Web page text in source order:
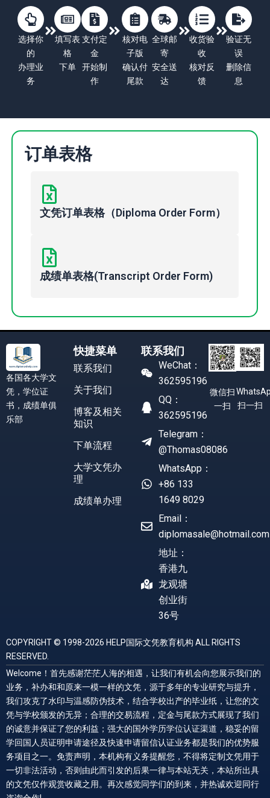
选择你
的
办理业
务
填写表
格
下单
支付定
金
开始制
作
核对电
子版
确认付
尾款
全球邮
寄
安全送
达
收货验
收
核对反
馈
验证无
误
删除信
息
订单表格
文凭订单表格（Diploma Order Form）
成绩单表格(Transcript Order Form)
各国各大学文
凭，学位证
书，成绩单俱
乐部
快捷菜单
联系我们
关于我们
博客及相关
知识
下单流程
大学文凭办
理
成绩单办理
联系我们
WeChat：
362595196
QQ：
362595196
Telegram：
@Thomas08086
WhatsApp：
+86 133
1649 8029
Email：
diplomasale@hotmail.com
地址：
香港九
龙观塘
创业街
36号
微信扫
一扫
扫一扫
COPYRIGHT © 1998-2026 HELP国际文凭教育机构 ALL RIGHTS
RESERVED.
Welcome！首先感谢茫茫人海的相遇，让我们有机会向您展示我们的
业务，补办和和原来一模一样的文凭，源于多年的专业研究与提升，
我们攻克了水印与温感防伪技术，结合学校出产的毕业纸，让您的文
凭与学校颁发的无异；合理的交易流程，定金与尾款方式展现了我们
的诚意并保证了您的利益；强大的国外学历学位认证渠道，稳妥的留
学回国人员证明申请途径及快速申请留信认证业务都是我们的优势服
务项目之一。免责声明，本机构有义务提醒您，不得将定制文凭用于
一切非法活动，否则由此而引发的后果一律与本站无关，本站所出具
的文凭仅作观赏收藏之用。再次感觉同学们的到来，并热诚欢迎同行